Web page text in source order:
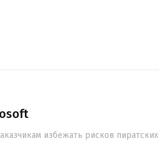
избежать рисков пиратских